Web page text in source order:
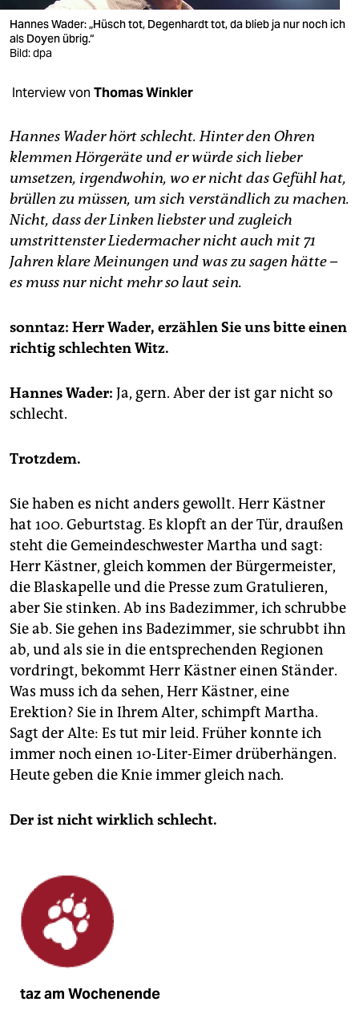
verlag
veranstaltungen
unterstützen
genossenschaft
epaper login
Hannes Wader: „Hüsch tot, Degenhardt tot, da blieb ja nur noch ich
als Doyen übrig.“
Bild: dpa
Interview von Thomas Winkler
Hannes Wader hört schlecht. Hinter den Ohren
klemmen Hörgeräte und er würde sich lieber
umsetzen, irgendwohin, wo er nicht das Gefühl hat,
brüllen zu müssen, um sich verständlich zu machen.
Nicht, dass der Linken liebster und zugleich
umstrittenster Liedermacher nicht auch mit 71
Jahren klare Meinungen und was zu sagen hätte –
es muss nur nicht mehr so laut sein.
sonntaz: Herr Wader, erzählen Sie uns bitte einen
richtig schlechten Witz.
Hannes Wader: Ja, gern. Aber der ist gar nicht so
schlecht.
Trotzdem.
Sie haben es nicht anders gewollt. Herr Kästner
hat 100. Geburtstag. Es klopft an der Tür, draußen
steht die Gemeindeschwester Martha und sagt:
Herr Kästner, gleich kommen der Bürgermeister,
die Blaskapelle und die Presse zum Gratulieren,
aber Sie stinken. Ab ins Badezimmer, ich schrubbe
Sie ab. Sie gehen ins Badezimmer, sie schrubbt ihn
ab, und als sie in die entsprechenden Regionen
vordringt, bekommt Herr Kästner einen Ständer.
Was muss ich da sehen, Herr Kästner, eine
Erektion? Sie in Ihrem Alter, schimpft Martha.
Sagt der Alte: Es tut mir leid. Früher konnte ich
immer noch einen 10-Liter-Eimer drüberhängen.
Heute geben die Knie immer gleich nach.
Der ist nicht wirklich schlecht.
taz am Wochenende